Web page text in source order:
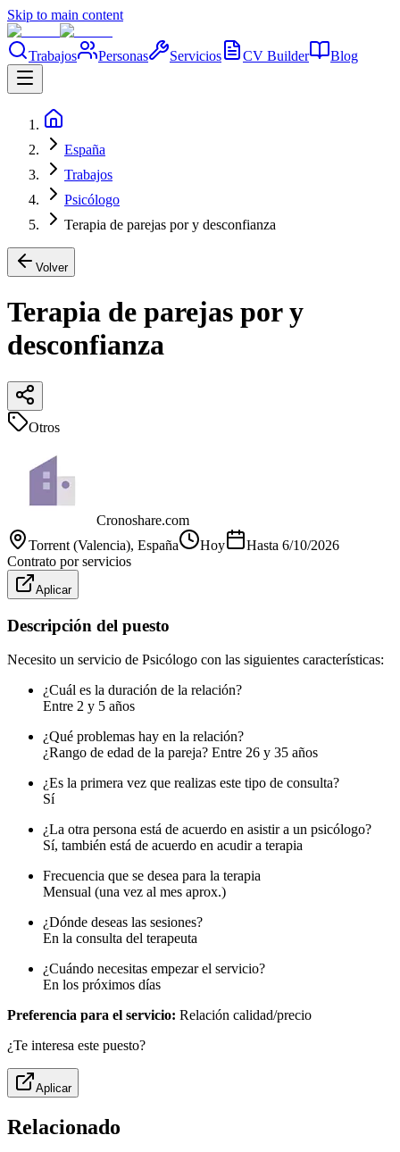
Skip to main content
Trabajos Personas Servicios CV Builder Blog
España
Trabajos
Psicólogo
Terapia de parejas por y desconfianza
Volver
Terapia de parejas por y
desconfianza
Otros
Cronoshare.com
Torrent (Valencia), España Hoy Hasta 6/10/2026
Contrato por servicios
Aplicar
Descripción del puesto
Necesito un servicio de Psicólogo con las siguientes características:
¿Cuál es la duración de la relación?
Entre 2 y 5 años
¿Qué problemas hay en la relación?
¿Rango de edad de la pareja? Entre 26 y 35 años
¿Es la primera vez que realizas este tipo de consulta?
Sí
¿La otra persona está de acuerdo en asistir a un psicólogo?
Sí, también está de acuerdo en acudir a terapia
Frecuencia que se desea para la terapia
Mensual (una vez al mes aprox.)
¿Dónde deseas las sesiones?
En la consulta del terapeuta
¿Cuándo necesitas empezar el servicio?
En los próximos días
Preferencia para el servicio: Relación calidad/precio
¿Te interesa este puesto?
Aplicar
Relacionado